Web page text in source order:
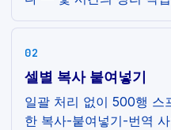
02
셀별 복사 붙여넣기
일괄 처리 없이 500행 스
한 복사-붙여넣기-번역